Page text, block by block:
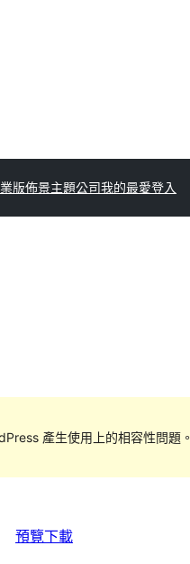
版佈景主題公司我的最愛登入
產生使用上的相容性問題。
預覽下載